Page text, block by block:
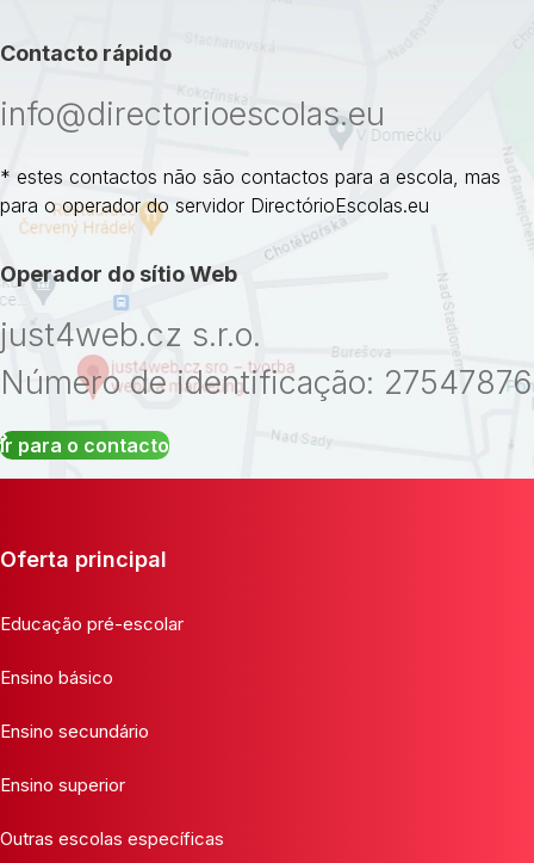
Contacto rápido
info@directorioescolas.eu
* estes contactos não são contactos para a escola, mas
para o operador do servidor DirectórioEscolas.eu
Operador do sítio Web
just4web.cz s.r.o.
Número de identificação: 27547876
Ir para o contacto
Oferta principal
Educação pré-escolar
Ensino básico
Ensino secundário
Ensino superior
Outras escolas específicas